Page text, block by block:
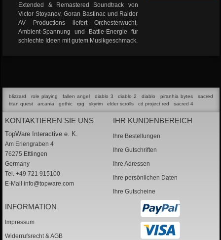
Extended & Remastered Soundtrack von
Victor Stoyanov, Goran Bastinac und Raidor
AV Productions liefert Orchesterwucht,
Ambient-Spannung und Battle-Energie für
schlechte Ideen mit gutem Musikgeschmack.
blizzard role playing fallen angel diablo 3 diablo 2 diablo piranhia bytes
sacred
titan quest
arcania gothic rpg skyrim elder scrolls cd project red sacred 4
KONTAKTIEREN SIE UNS
TopWare Interactive e. K.
Am Erlengraben 4
76275 Ettlingen
Germany
Tel. +49 721 915100
E-Mail info@topware.com
IHR KUNDENBEREICH
Ihre Bestellungen
Ihre Gutschriften
Ihre Adressen
Ihre persönlichen Daten
Ihre Gutscheine
INFORMATION
Impressum
Widerrufsrecht & AGB